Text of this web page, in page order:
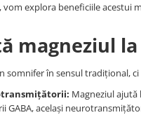
vom explora beneficiile acestui
magneziul
somnifer în sensul tradițional,
Magneziul ajută
GABA, același